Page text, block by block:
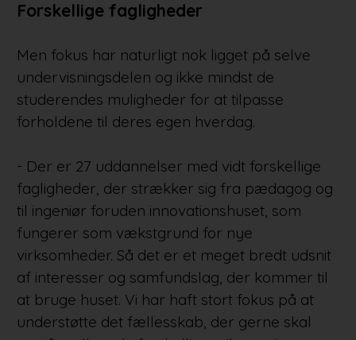
Forskellige fagligheder
Men fokus har naturligt nok ligget på selve
undervisningsdelen og ikke mindst de
studerendes muligheder for at tilpasse
forholdene til deres egen hverdag.
- Der er 27 uddannelser med vidt forskellige
fagligheder, der strækker sig fra pædagog og
til ingeniør foruden innovationshuset, som
fungerer som vækstgrund for nye
virksomheder. Så det er et meget bredt udsnit
af interesser og samfundslag, der kommer til
at bruge huset. Vi har haft stort fokus på at
understøtte det fællesskab, der gerne skal